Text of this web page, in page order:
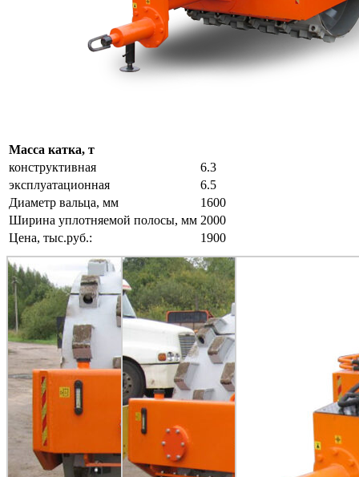
Масса катка, т
конструктивная
6.3
эксплуатационная
6.5
Диаметр вальца, мм
1600
Ширина уплотняемой полосы, мм 2000
Цена, тыс.руб.:
1900